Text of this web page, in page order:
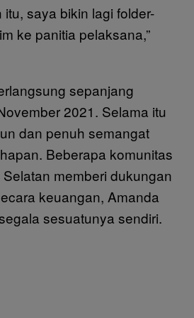
saya bikin lagi folder-
ke panitia pelaksana,”
sepanjang
2021. Selama itu
dan penuh semangat
Beberapa komunitas
memberi dukungan
keuangan, Amanda
sesuatunya sendiri.